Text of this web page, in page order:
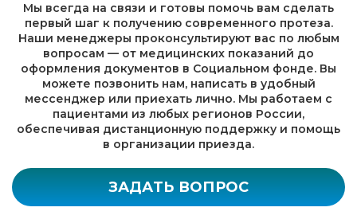
Мы всегда на связи и готовы помочь вам сделать
первый шаг к получению современного протеза.
Наши менеджеры проконсультируют вас по любым
вопросам — от медицинских показаний до
оформления документов в Социальном фонде. Вы
можете позвонить нам, написать в удобный
мессенджер или приехать лично. Мы работаем с
пациентами из любых регионов России,
обеспечивая дистанционную поддержку и помощь
в организации приезда.
ЗАДАТЬ ВОПРОС